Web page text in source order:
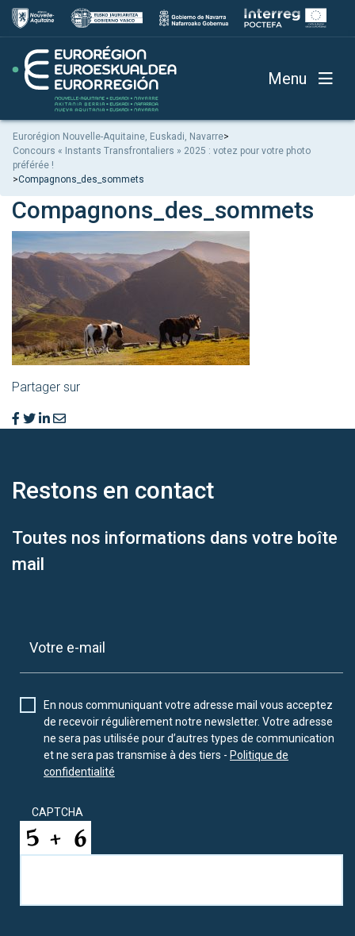
Menu
Eurorégion Nouvelle-Aquitaine, Euskadi, Navarre>
Concours « Instants Transfrontaliers » 2025 : votez pour votre photo
préférée !
>Compagnons_des_sommets
Compagnons_des_sommets
Partager sur
Restons en contact
Toutes nos informations dans votre boîte
mail
En nous communiquant votre adresse mail vous acceptez
de recevoir régulièrement notre newsletter. Votre adresse
ne sera pas utilisée pour d’autres types de communication
et ne sera pas transmise à des tiers - Politique de
confidentialité
CAPTCHA